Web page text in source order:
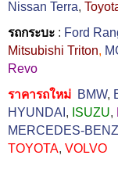
Nissan Terra,
รถกระบะ : Ford
Mitsubishi Triton,
Revo
ราคารถใหม่ BMW,
HYUNDAI , ISUZU,
MERCEDES-BENZ
TOYOTA, VOLVO